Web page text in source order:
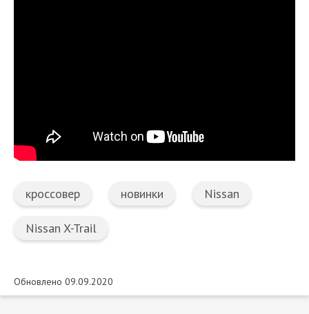
кроссовер новинки Nissan
Nissan X-Trail
Обновлено 09.09.2020